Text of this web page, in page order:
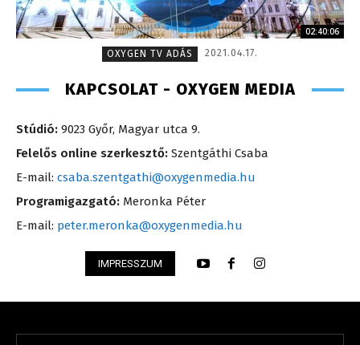
02:40:06
OXYGEN TV ADÁS
2021.04.17.
KAPCSOLAT - OXYGEN MEDIA
Stúdió: 9023 Győr, Magyar utca 9.
Felelős online szerkesztő: Szentgáthi Csaba
E-mail: csaba.szentgathi@oxygenmedia.hu
Programigazgató: Meronka Péter
E-mail: peter.meronka@oxygenmedia.hu
IMPRESSZUM